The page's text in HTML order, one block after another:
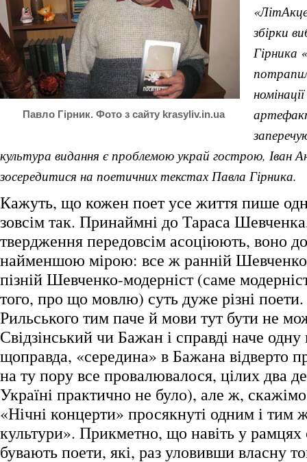
Павло Гірник. Фото з сайту krasyliv.in.ua
збірки
Гірника
культура видання є проблемою украй гострою, Іван
зосередитися на поетичних текстах Павла Гірника.
Кажуть, що кожен поет усе життя пише
зовсім так. Принаймні до Тараса
твердження передовсім асоціюють, воно
найменшою мірою: все ж ранній
пізній Шевченко-модерніст (саме
того, про що мовлю) суть дуже різні
Рильського тим паче й мови тут бути не
Свідзінський чи Бажан і справді наче
щоправда, «середина» в Бажана відверто
на ту пору все провалювалося, цілих два
Україні практично не було), але ж,
«Нічні концерти» просякнуті одним і тим
культури». Прикметно, що навіть у рамцях
бувають поети, які, раз уловивши власну